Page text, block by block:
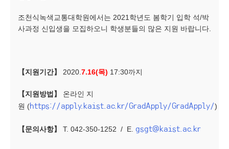
조천식녹색교통대학원에서는 2021학년도 봄학기 입학 석/박
사과정 신입생을 모집하오니 학생분들의 많은 지원 바랍니다.
【지원기간】 2020. 7.16(목) 17:30까지
【지원방법】 온라인 지
원 (https://apply.kaist.ac.kr/GradApply/GradApply/)
【문의사항】 T. 042-350-1252 / E. gsgt@kaist.ac.kr